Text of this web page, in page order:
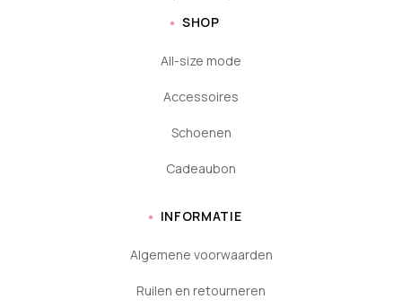
SHOP
All-size mode
Accessoires
Schoenen
Cadeaubon
INFORMATIE
Algemene voorwaarden
Ruilen en retourneren